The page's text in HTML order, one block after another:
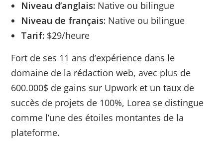
Niveau d’anglais: Native ou bilingue
Niveau de français: Native ou bilingue
Tarif: $29/heure
Fort de ses 11 ans d’expérience dans le
domaine de la rédaction web, avec plus de
600.000$ de gains sur Upwork et un taux de
succès de projets de 100%, Lorea se distingue
comme l’une des étoiles montantes de la
plateforme.